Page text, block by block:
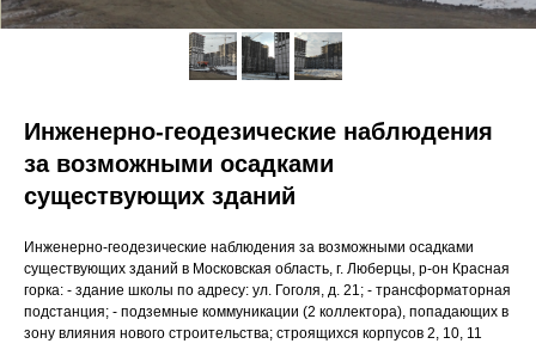
Инженерно-геодезические наблюдения
за возможными осадками
существующих зданий
Инженерно-геодезические наблюдения за возможными осадками
существующих зданий в Московская область, г. Люберцы, р-он Красная
горка: - здание школы по адресу: ул. Гоголя, д. 21; - трансформаторная
подстанция; - подземные коммуникации (2 коллектора), попадающих в
зону влияния нового строительства; строящихся корпусов 2, 10, 11